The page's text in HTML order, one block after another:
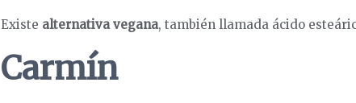
Existe alternativa vegana, también llamada ácido
Carmín